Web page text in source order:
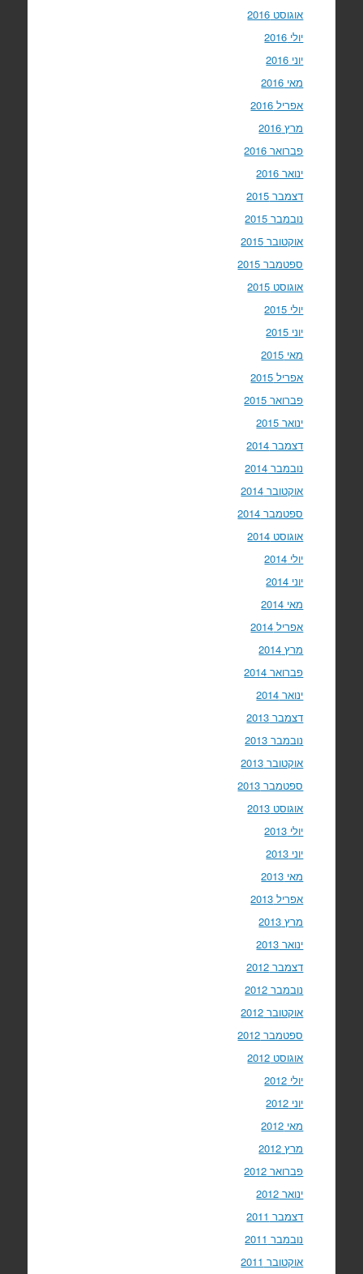
אוגוסט 2016
יולי 2016
יוני 2016
מאי 2016
אפריל 2016
מרץ 2016
פברואר 2016
ינואר 2016
דצמבר 2015
נובמבר 2015
אוקטובר 2015
ספטמבר 2015
אוגוסט 2015
יולי 2015
יוני 2015
מאי 2015
אפריל 2015
פברואר 2015
ינואר 2015
דצמבר 2014
נובמבר 2014
אוקטובר 2014
ספטמבר 2014
אוגוסט 2014
יולי 2014
יוני 2014
מאי 2014
אפריל 2014
מרץ 2014
פברואר 2014
ינואר 2014
דצמבר 2013
נובמבר 2013
אוקטובר 2013
ספטמבר 2013
אוגוסט 2013
יולי 2013
יוני 2013
מאי 2013
אפריל 2013
מרץ 2013
ינואר 2013
דצמבר 2012
נובמבר 2012
אוקטובר 2012
ספטמבר 2012
אוגוסט 2012
יולי 2012
יוני 2012
מאי 2012
מרץ 2012
פברואר 2012
ינואר 2012
דצמבר 2011
נובמבר 2011
אוקטובר 2011